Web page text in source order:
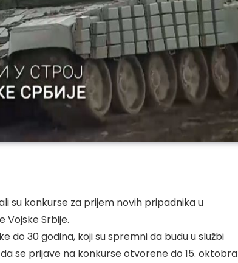
su konkurse za prijem novih pripadnika u
Vojske Srbije.
do 30 godina, koji su spremni da budu u službi
se prijave na konkurse otvorene do 15. oktobra